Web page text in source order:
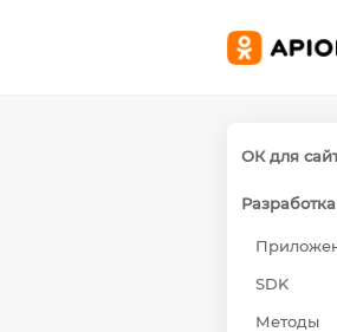
ОК для
Разработка
SDK
Методы